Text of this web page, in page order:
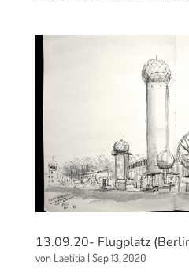
13.09.20- Flugplatz
von Laetitia| Sep 13, 2020